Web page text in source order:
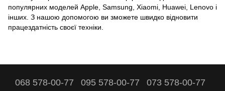
популярних моделей Apple, Samsung, Xiaomi, Huawei, Lenovo і
інших. З нашою допомогою ви зможете швидко відновити
працездатність своєї техніки.
068 578-00-77 095 578-00-77 073 578-00-77